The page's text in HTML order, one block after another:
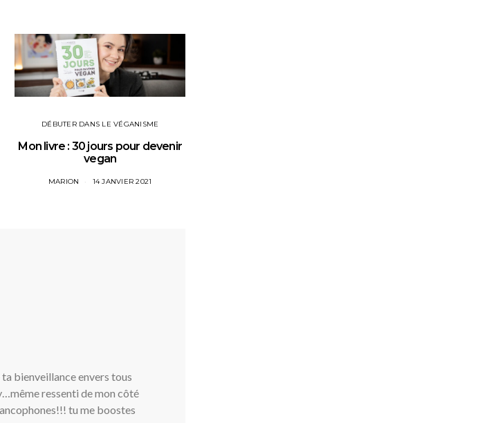
DÉBUTER DANS LE VÉGANISME
Mon livre : 30 jours pour devenir
vegan
MARION 14 JANVIER 2021
bienveillance envers tous
ressenti de mon côté
tu me boostes